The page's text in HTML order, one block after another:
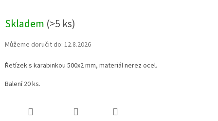
Skladem (>5 ks)
Můžeme doručit do: 12.8.2026
Řetízek s karabinkou 500x2 mm, materiál nerez ocel.
Balení 20 ks.